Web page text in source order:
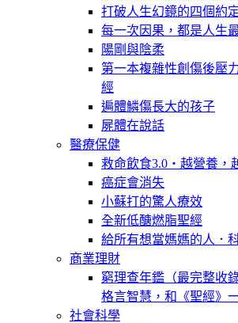
打破人生幻鏡的四個約
每一次因果，都是人生
陽剛與陰柔
第一本複雜性創傷後壓
經
遍體鱗傷長大的孩子
屍體在說話
醫療保健
救命飲食3.0‧越營養，
癌症會消失
小蘇打的驚人療效
全新低醣燃脂聖經
給所有想當媽媽的人．
商業理財
窮理查年鑑（最完整收
格言智慧，和《聖經》
社會科學